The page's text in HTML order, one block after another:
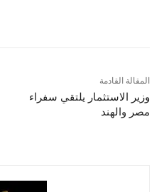
المقالة القادمة
وزير الاستثمار يلتقي سفراء
مصر والهند